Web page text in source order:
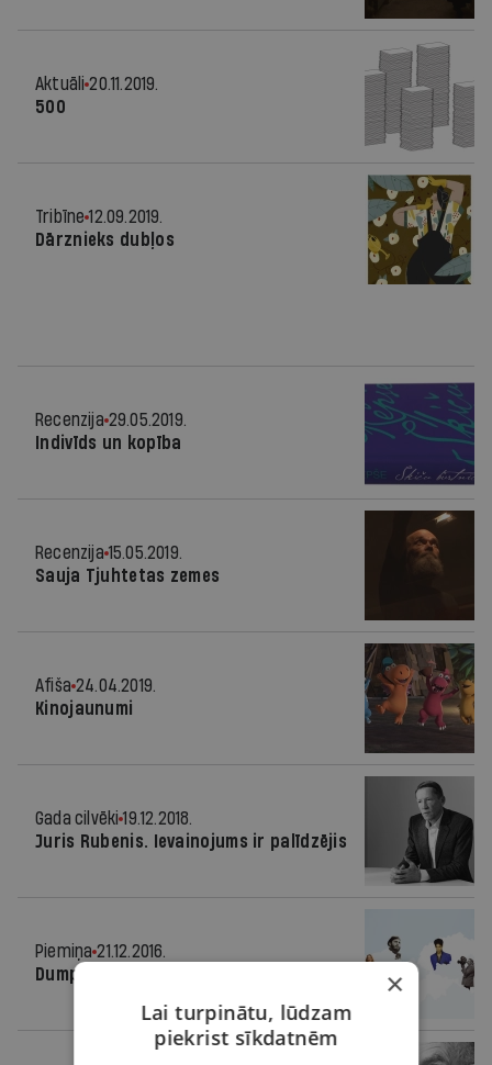
Aktuāli 20.11.2019.
500
Tribīne 12.09.2019.
Dārznieks dubļos
Recenzija 29.05.2019.
Indivīds un kopība
Recenzija 15.05.2019.
Sauja Tjuhtetas zemes
Afiša 24.04.2019.
Kinojaunumi
Gada cilvēki 19.12.2018.
Juris Rubenis. Ievainojums ir palīdzējis
Piemiņa 21.12.2016.
Dumpinieku aizsaukšana
×
Lai turpinātu, lūdzam
piekrist sīkdatnēm